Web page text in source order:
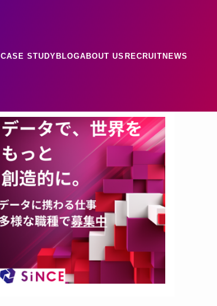
CASE STUDYBLOGABOUT US RECRUITNEWS